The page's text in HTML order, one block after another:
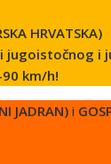
HRVATSKA)
jugoistočnog i
km/h!
JADRAN) i